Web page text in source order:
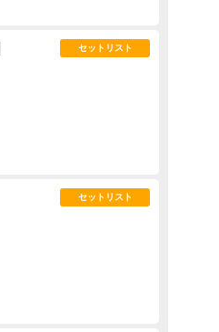
セットリスト
セットリスト